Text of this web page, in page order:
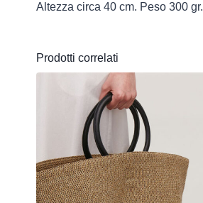
Altezza circa 40 cm. Peso 300 gr.
Prodotti correlati